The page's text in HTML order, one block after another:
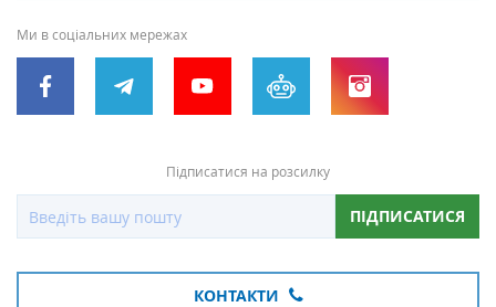
Ми в соціальних мережах
Підписатися на розсилку
ПІДПИСАТИСЯ
КОНТАКТИ